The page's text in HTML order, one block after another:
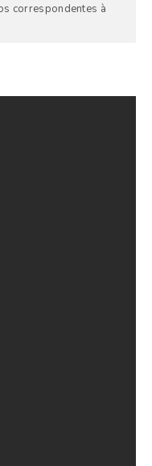
correspondentes à